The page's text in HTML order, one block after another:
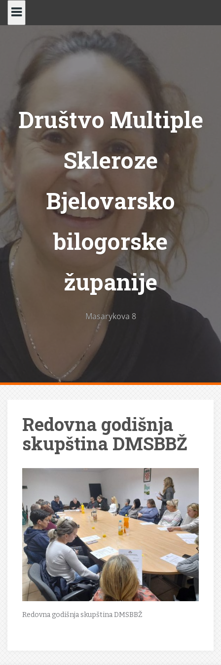
Skip
Društvo Multiple
Skleroze
Bjelovarsko
bilogorske
županije
Masarykova 8
Redovna godišnja
skupština DMSBBŽ
Redovna godišnja skupština DMSBBŽ